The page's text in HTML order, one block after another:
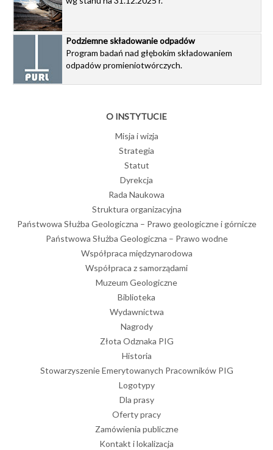
Podziemne składowanie odpadów
Program badań nad głębokim składowaniem
odpadów promieniotwórczych.
O INSTYTUCIE
Misja i wizja
Strategia
Statut
Dyrekcja
Rada Naukowa
Struktura organizacyjna
Państwowa Służba Geologiczna – Prawo geologiczne i górnicze
Państwowa Służba Geologiczna – Prawo wodne
Współpraca międzynarodowa
Współpraca z samorządami
Muzeum Geologiczne
Biblioteka
Wydawnictwa
Nagrody
Złota Odznaka PIG
Historia
Stowarzyszenie Emerytowanych Pracowników PIG
Logotypy
Dla prasy
Oferty pracy
Zamówienia publiczne
Kontakt i lokalizacja